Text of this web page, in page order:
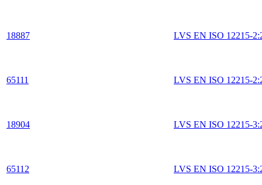
18887 LVS EN ISO 12215-
65111 LVS EN ISO 12215-
18904 LVS EN ISO 12215-
65112 LVS EN ISO 12215-